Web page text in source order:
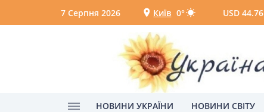
7 Серпня 2026 Київ 0°
Київ
USD 44.76
НОВИНИ УКРАЇНИ НОВИНИ СВІТУ